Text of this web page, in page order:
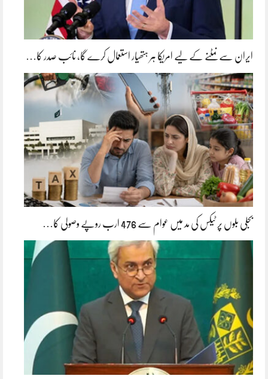
ایران سے نمٹنے کے لیے امریکا ہر ہتھیار استعمال کرے گا، نائب صدر کا…
بجلی بلوں پر ٹیکس کی مد میں عوام سے 476 ارب روپے وصولی کا…